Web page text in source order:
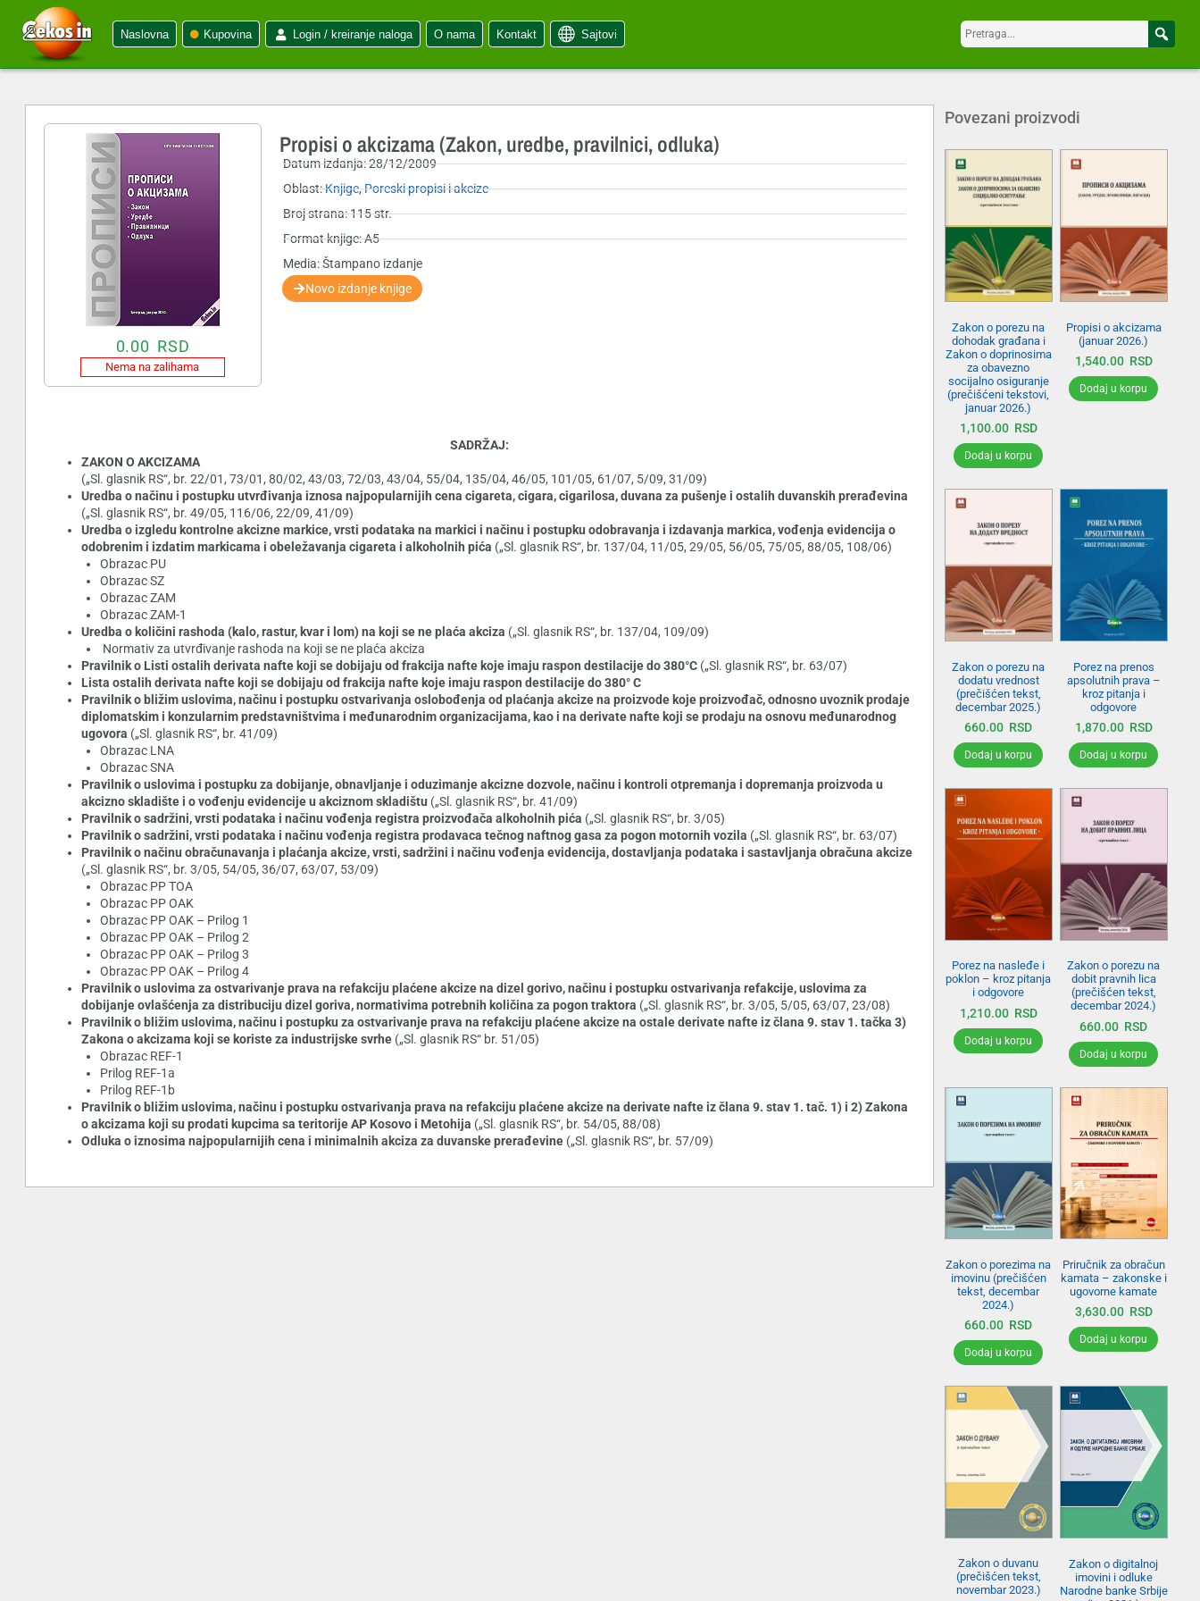
Naslovna Kupovina Login / kreiranje naloga O nama Kontakt Sajtovi
0.00 RSD
Nema na zalihama
Propisi o akcizama (Zakon, uredbe, pravilnici, odluka)
Datum izdanja:28/12/2009
Oblast:Knjige,Poreski propisi i akcize
Broj strana: 115 str.
Format knjige: A5
Media: Štampano izdanje
Novo izdanje knjige
SADRŽAJ:
ZAKON O AKCIZAMA
(„Sl. glasnik RS“, br. 22/01, 73/01, 80/02, 43/03, 72/03, 43/04, 55/04, 135/04, 46/05, 101/05, 61/07, 5/09, 31/09)
Uredba o načinu i postupku utvrđivanja iznosa najpopularnijih cena cigareta, cigara, cigarilosa, duvana za pušenje i ostalih duvanskih prerađevina
(„Sl. glasnik RS“, br. 49/05, 116/06, 22/09, 41/09)
Uredba o izgledu kontrolne akcizne markice, vrsti podataka na markici i načinu i postupku odobravanja i izdavanja markica, vođenja evidencija o
odobrenim i izdatim markicama i obeležavanja cigareta i alkoholnih pića („Sl. glasnik RS“, br. 137/04, 11/05, 29/05, 56/05, 75/05, 88/05, 108/06)
Obrazac PU
Obrazac SZ
Obrazac ZAM
Obrazac ZAM-1
Uredba o količini rashoda (kalo, rastur, kvar i lom) na koji se ne plaća akciza („Sl. glasnik RS“, br. 137/04, 109/09)
Normativ za utvrđivanje rashoda na koji se ne plaća akciza
Pravilnik o Listi ostalih derivata nafte koji se dobijaju od frakcija nafte koje imaju raspon destilacije do 380°C („Sl. glasnik RS“, br. 63/07)
Lista ostalih derivata nafte koji se dobijaju od frakcija nafte koje imaju raspon destilacije do 380° C
Pravilnik o bližim uslovima, načinu i postupku ostvarivanja oslobođenja od plaćanja akcize na proizvode koje proizvođač, odnosno uvoznik prodaje
diplomatskim i konzularnim predstavništvima i međunarodnim organizacijama, kao i na derivate nafte koji se prodaju na osnovu međunarodnog
ugovora („Sl. glasnik RS“, br. 41/09)
Obrazac LNA
Obrazac SNA
Pravilnik o uslovima i postupku za dobijanje, obnavljanje i oduzimanje akcizne dozvole, načinu i kontroli otpremanja i dopremanja proizvoda u
akcizno skladište i o vođenju evidencije u akciznom skladištu („Sl. glasnik RS“, br. 41/09)
Pravilnik o sadržini, vrsti podataka i načinu vođenja registra proizvođača alkoholnih pića („Sl. glasnik RS“, br. 3/05)
Pravilnik o sadržini, vrsti podataka i načinu vođenja registra prodavaca tečnog naftnog gasa za pogon motornih vozila („Sl. glasnik RS“, br. 63/07)
Pravilnik o načinu obračunavanja i plaćanja akcize, vrsti, sadržini i načinu vođenja evidencija, dostavljanja podataka i sastavljanja obračuna akcize
(„Sl. glasnik RS“, br. 3/05, 54/05, 36/07, 63/07, 53/09)
Obrazac PP TOA
Obrazac PP OAK
Obrazac PP OAK – Prilog 1
Obrazac PP OAK – Prilog 2
Obrazac PP OAK – Prilog 3
Obrazac PP OAK – Prilog 4
Pravilnik o uslovima za ostvarivanje prava na refakciju plaćene akcize na dizel gorivo, načinu i postupku ostvarivanja refakcije, uslovima za
dobijanje ovlašćenja za distribuciju dizel goriva, normativima potrebnih količina za pogon traktora („Sl. glasnik RS“, br. 3/05, 5/05, 63/07, 23/08)
Pravilnik o bližim uslovima, načinu i postupku za ostvarivanje prava na refakciju plaćene akcize na ostale derivate nafte iz člana 9. stav 1. tačka 3)
Zakona o akcizama koji se koriste za industrijske svrhe („Sl. glasnik RS“ br. 51/05)
Obrazac REF-1
Prilog REF-1a
Prilog REF-1b
Pravilnik o bližim uslovima, načinu i postupku ostvarivanja prava na refakciju plaćene akcize na derivate nafte iz člana 9. stav 1. tač. 1) i 2) Zakona
o akcizama koji su prodati kupcima sa teritorije AP Kosovo i Metohija („Sl. glasnik RS“, br. 54/05, 88/08)
Odluka o iznosima najpopularnijih cena i minimalnih akciza za duvanske prerađevine („Sl. glasnik RS“, br. 57/09)
Povezani proizvodi
Zakon o porezu na
dohodak građana i
Zakon o doprinosima
za obavezno
socijalno osiguranje
(prečišćeni tekstovi,
januar 2026.)
1,100.00 RSD
Dodaj u korpu
Propisi o akcizama
(januar 2026.)
1,540.00 RSD
Dodaj u korpu
Zakon o porezu na
dodatu vrednost
(prečišćen tekst,
decembar 2025.)
660.00 RSD
Dodaj u korpu
Porez na prenos
apsolutnih prava –
kroz pitanja i
odgovore
1,870.00 RSD
Dodaj u korpu
Porez na nasleđe i
poklon – kroz pitanja
i odgovore
1,210.00 RSD
Dodaj u korpu
Zakon o porezu na
dobit pravnih lica
(prečišćen tekst,
decembar 2024.)
660.00 RSD
Dodaj u korpu
Zakon o porezima na
imovinu (prečišćen
tekst, decembar
2024.)
660.00 RSD
Dodaj u korpu
Priručnik za obračun
kamata – zakonske i
ugovorne kamate
3,630.00 RSD
Dodaj u korpu
Zakon o duvanu
(prečišćen tekst,
novembar 2023.)
Zakon o digitalnoj
imovini i odluke
Narodne banke Srbije